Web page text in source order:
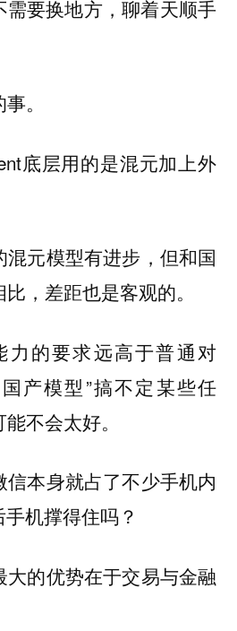
要换地方，聊着天顺手
。
底层用的是混元加上外
元模型有进步， 但和国
，差距也是客观的。
力的要求远高于普通对
产模型”搞不定某些任
不会太好。
本身就占了不少手机内
机撑得住吗？
的优势在于交易与金融